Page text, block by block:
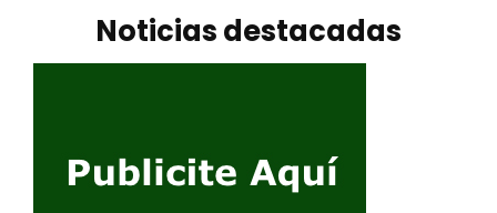
Noticias destacadas